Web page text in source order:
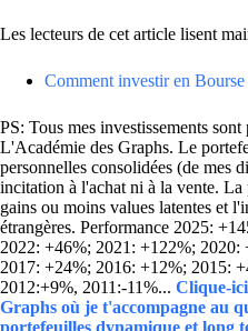
Les lecteurs de cet article lisent
Comment investir en
PS: Tous mes investissements
L'Académie des Graphs. Le
personnelles consolidées (de mes
incitation à l'achat ni à la vente.
gains ou moins values latentes et
étrangères. Performance 2025:
2022: +46%; 2021: +122%;
2017: +24%; 2016: +12%; 2015:
2012:+9%, 2011:-11%... Clique-
Graphs où je t'accompagne au
portefeuilles dynamique et long